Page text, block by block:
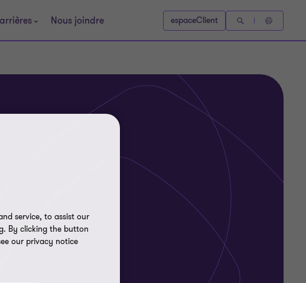
Nous joindre espaceClient
service, to assist our
By clicking the button
our privacy notice